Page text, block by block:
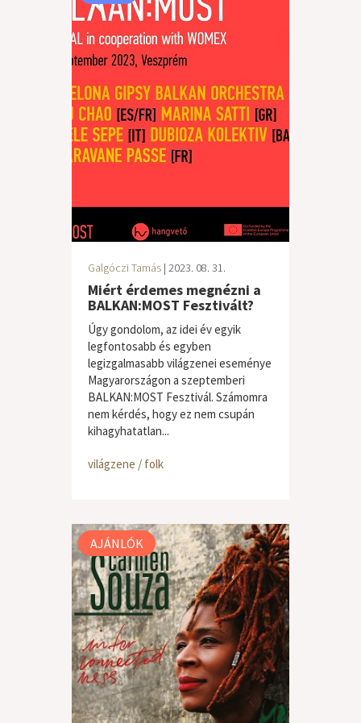
Galgóczi Tamás | 2023. 08. 31.
Miért érdemes megnézni a
BALKAN:MOST Fesztivált?
Úgy gondolom, az idei év egyik
legfontosabb és egyben
legizgalmasabb világzenei eseménye
Magyarországon a szeptemberi
BALKAN:MOST Fesztivál. Számomra
nem kérdés, hogy ez nem csupán
kihagyhatatlan...
világzene / folk
AJÁNLÓK